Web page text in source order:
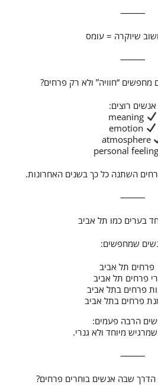
⸻
שיוקרה = עומס
⸻
מחפשים “חוויה” ולא רק פרחים?
אנשים רוצים:
atmosphere
השתנה כל כך בשנים האחרונות.
⸻
בערים כמו תל אביב
שמחפשים:
פרחים תל אביב
פרחים תל אביב
פרחים בתל אביב
פרחים בתל אביב
הרבה פעמים:
מיוחד ולא גנרי.
⸻